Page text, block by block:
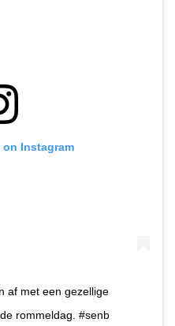
Instagram
af met een gezellige
rommeldag. #senb